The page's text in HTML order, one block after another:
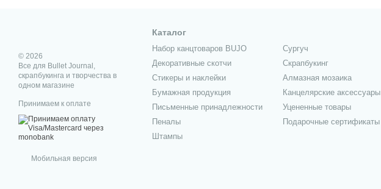
© 2026
Все для Bullet Journal,
скрапбукинга и творчества в
одном магазине
Принимаем к оплате
Мобильная версия
Каталог
Набор канцтоваров BUJO
Декоративные скотчи
Стикеры и наклейки
Бумажная продукция
Письменные принадлежности
Пеналы
Штампы
Сургуч
Скрапбукинг
Алмазная мозаика
Канцелярские аксессуары
Уцененные товары
Подарочные сертификаты